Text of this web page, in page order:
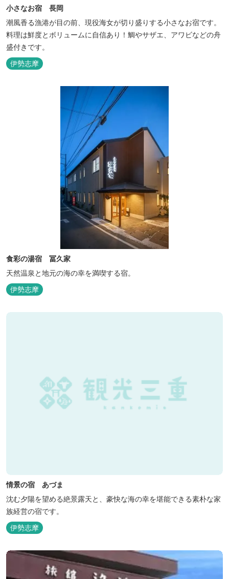
小さなお宿 長岡
潮風香る漁港が目の前、現役海女が切り盛りする小さなお宿です。
料理は鮮度とボリュームに自信あり！鯛やサザエ、アワビなどの舟
盛付きです。
伊勢志摩
食彩の湯宿 冨久家
天然温泉と地元の海の幸を満喫する宿。
伊勢志摩
情景の宿 あづま
沈む夕陽を望める絶景露天と、豪快な海の幸を堪能できる素朴な家
族経営の宿です。
伊勢志摩